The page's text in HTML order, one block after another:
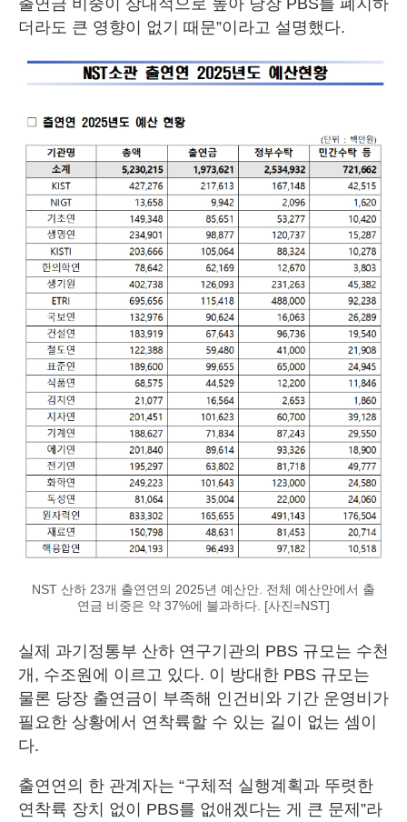
더라도 큰 영향이 없기 때문”이라고 설명했다.
NST 산하 23개 출연연의 2025년 예산안. 전체 예산안에서 출
연금 비중은 약 37%에 불과하다. [사진=NST]
실제 과기정통부 산하 연구기관의 PBS 규모는 수천
개, 수조원에 이르고 있다. 이 방대한 PBS 규모는
물론 당장 출연금이 부족해 인건비와 기간 운영비가
필요한 상황에서 연착륙할 수 있는 길이 없는 셈이
다.
출연연의 한 관계자는 “구체적 실행계획과 뚜렷한
연착륙 장치 없이 PBS를 없애겠다는 게 큰 문제”라